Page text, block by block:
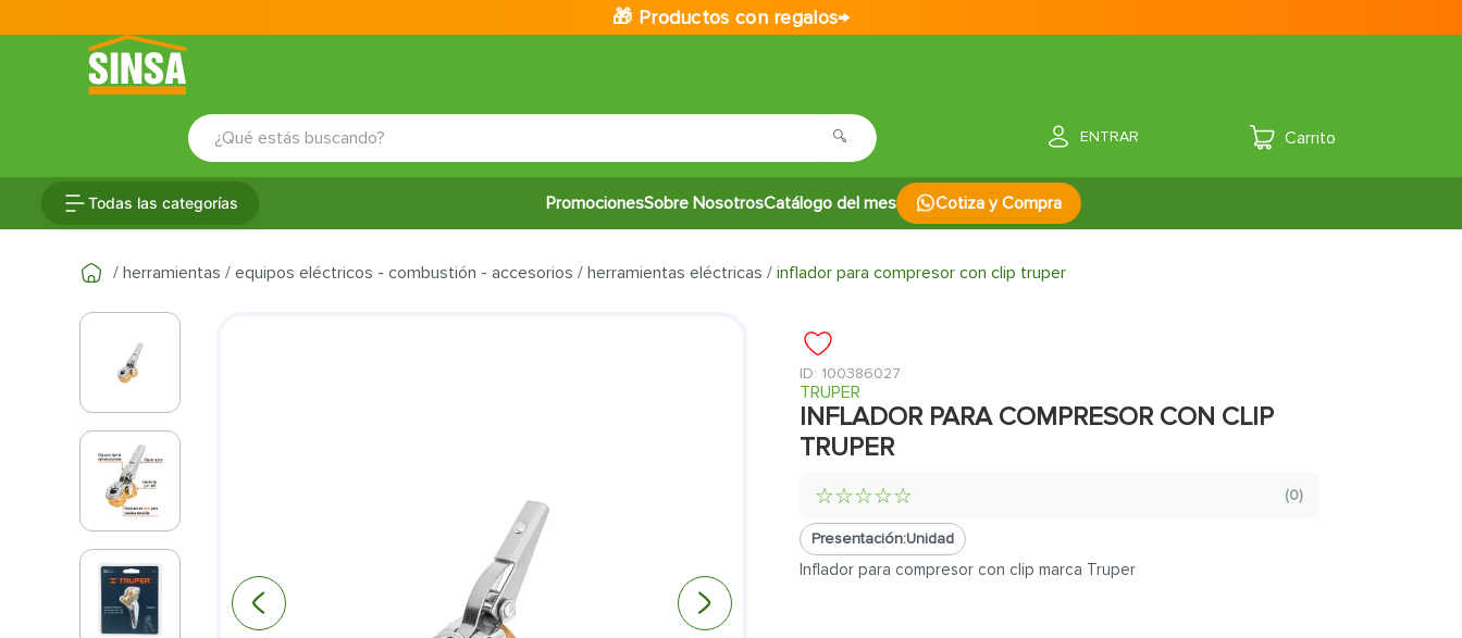
🎁 Productos con regalos→
¿Qué estás buscando?
ENTRAR
Todas las categorías PromocionesSobre NosotrosCatálogo del mes Cotiza y Compra
herramientas equipos eléctricos - combustión - accesorios herramientas eléctricas inflador para compresor con clip truper
: 100386027
TRUPER
INFLADOR PARA COMPRESOR CON CLIP
TRUPER
☆☆☆☆☆ (0)
Presentación:Unidad
Inflador para compresor con clip marca Truper
6.
.
9.
10